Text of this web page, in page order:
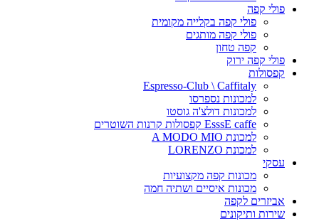
פולי קפה
פולי קפה בקלייה מקומית
פולי קפה מותגים
קפה טחון
פולי קפה ירוק
קפסולות
Espresso-Club \ Caffitaly
למכונות נספרסו
למכונות דולצ'ה גוסטו
EsssE caffe קפסולות קרנות השוטרים
למכונת A MODO MIO
למכונת LORENZO
עסקי
מכונות קפה מקצועיות
מכונות איסיים ושתיה חמה
אביזרים לקפה
שירות ותיקונים